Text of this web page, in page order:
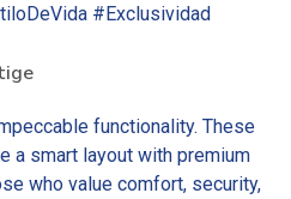
#Exclusividad
functionality. These
a smart layout with premium
who value comfort, security,